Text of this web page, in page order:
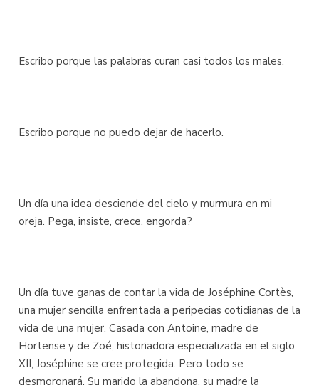
Escribo porque las palabras curan casi todos los males.
Escribo porque no puedo dejar de hacerlo.
Un día una idea desciende del cielo y murmura en mi
oreja. Pega, insiste, crece, engorda?
Un día tuve ganas de contar la vida de Joséphine Cortès,
una mujer sencilla enfrentada a peripecias cotidianas de la
vida de una mujer. Casada con Antoine, madre de
Hortense y de Zoé, historiadora especializada en el siglo
XII, Joséphine se cree protegida. Pero todo se
desmoronará. Su marido la abandona, su madre la